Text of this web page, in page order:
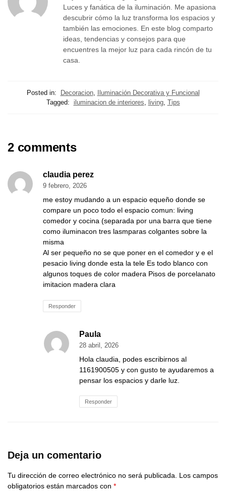
Luces y fanática de la iluminación. Me apasiona
descubrir cómo la luz transforma los espacios y
también las emociones. En este blog comparto
ideas, tendencias y consejos para que
encuentres la mejor luz para cada rincón de tu
casa.
Posted in: Decoracion,
Iluminación Decorativa y Funcional
Tagged:
iluminacion de interiores, living, Tips
2 comments
claudia perez
9 febrero, 2026
me estoy mudando a un espacio equeño donde se
compare un poco todo el espacio comun: living
comedor y cocina (separada por una barra que tiene
como iluminacon tres lasmparas colgantes sobre la
misma
Al ser pequeño no se que poner en el comedor y e el
pesacio living donde esta la tele Es todo blanco con
algunos toques de color madera Pisos de porcelanato
imitacion madera clara
Responder
Paula
28 abril, 2026
Hola claudia, podes escribirnos al
1161900505 y con gusto te ayudaremos a
pensar los espacios y darle luz.
Responder
Deja un comentario
Tu dirección de correo electrónico no será publicada.
Los campos
obligatorios están marcados con *